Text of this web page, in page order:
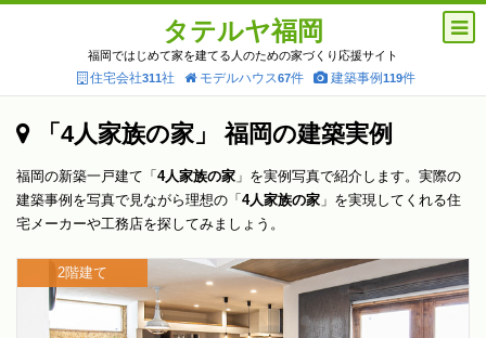
タテルヤ福岡
福岡ではじめて家を建てる人のための家づくり応援サイト
住宅会社311社 モデルハウス67件 建築事例119件
「4人家族の家」 福岡の建築実例
福岡の新築一戸建て「 4人家族の家 」を実例写真で紹介します。実際の
建築事例を写真で見ながら理想の「 4人家族の家 」を実現してくれる住
宅メーカーや工務店を探してみましょう。
2階建て